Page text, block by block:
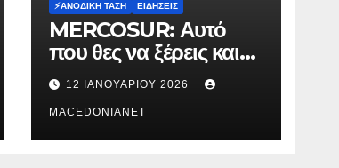
⚡️ΑΝΟΔΙΚΉ ΤΆΣΗ ΕΙΔΉΣΕΙΣ
MERCOSUR: Αυτό
που θες να ξέρεις και
δεν σου λένε.
12 ΙΑΝΟΥΑΡΊΟΥ 2026
MACEDONIANET